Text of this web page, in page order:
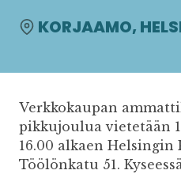
KORJAAMO,
Verkkokaupan
pikkujoulua vietetään
16.00 alkaen Helsingin
Töölönkatu 51.